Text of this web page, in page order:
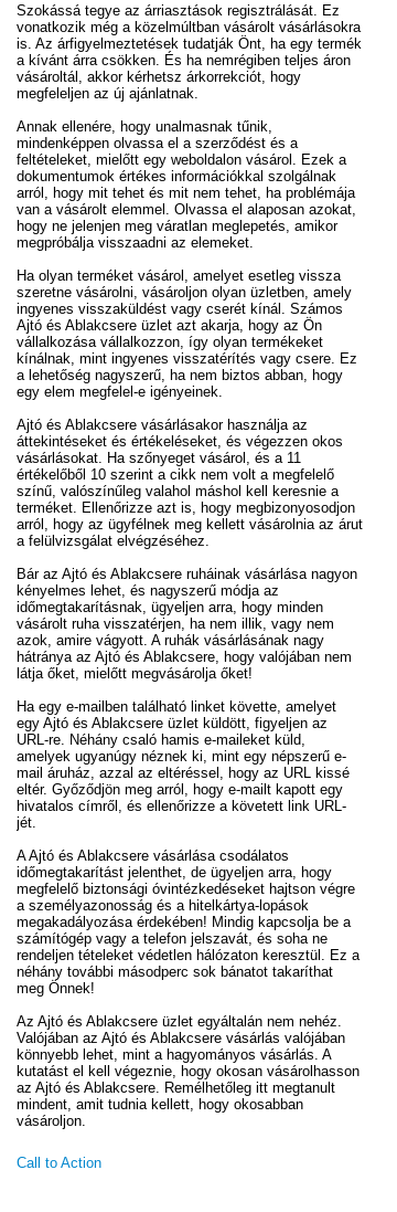
Szokássá tegye az árriasztások regisztrálását. Ez
vonatkozik még a közelmúltban vásárolt vásárlásokra
is. Az árfigyelmeztetések tudatják Önt, ha egy termék
a kívánt árra csökken. És ha nemrégiben teljes áron
vásároltál, akkor kérhetsz árkorrekciót, hogy
megfeleljen az új ajánlatnak.
Annak ellenére, hogy unalmasnak tűnik,
mindenképpen olvassa el a szerződést és a
feltételeket, mielőtt egy weboldalon vásárol. Ezek a
dokumentumok értékes információkkal szolgálnak
arról, hogy mit tehet és mit nem tehet, ha problémája
van a vásárolt elemmel. Olvassa el alaposan azokat,
hogy ne jelenjen meg váratlan meglepetés, amikor
megpróbálja visszaadni az elemeket.
Ha olyan terméket vásárol, amelyet esetleg vissza
szeretne vásárolni, vásároljon olyan üzletben, amely
ingyenes visszaküldést vagy cserét kínál. Számos
Ajtó és Ablakcsere üzlet azt akarja, hogy az Ön
vállalkozása vállalkozzon, így olyan termékeket
kínálnak, mint ingyenes visszatérítés vagy csere. Ez
a lehetőség nagyszerű, ha nem biztos abban, hogy
egy elem megfelel-e igényeinek.
Ajtó és Ablakcsere vásárlásakor használja az
áttekintéseket és értékeléseket, és végezzen okos
vásárlásokat. Ha szőnyeget vásárol, és a 11
értékelőből 10 szerint a cikk nem volt a megfelelő
színű, valószínűleg valahol máshol kell keresnie a
terméket. Ellenőrizze azt is, hogy megbizonyosodjon
arról, hogy az ügyfélnek meg kellett vásárolnia az árut
a felülvizsgálat elvégzéséhez.
Bár az Ajtó és Ablakcsere ruháinak vásárlása nagyon
kényelmes lehet, és nagyszerű módja az
időmegtakarításnak, ügyeljen arra, hogy minden
vásárolt ruha visszatérjen, ha nem illik, vagy nem
azok, amire vágyott. A ruhák vásárlásának nagy
hátránya az Ajtó és Ablakcsere, hogy valójában nem
látja őket, mielőtt megvásárolja őket!
Ha egy e-mailben található linket követte, amelyet
egy Ajtó és Ablakcsere üzlet küldött, figyeljen az
URL-re. Néhány csaló hamis e-maileket küld,
amelyek ugyanúgy néznek ki, mint egy népszerű e-
mail áruház, azzal az eltéréssel, hogy az URL kissé
eltér. Győződjön meg arról, hogy e-mailt kapott egy
hivatalos címről, és ellenőrizze a követett link URL-
jét.
A Ajtó és Ablakcsere vásárlása csodálatos
időmegtakarítást jelenthet, de ügyeljen arra, hogy
megfelelő biztonsági óvintézkedéseket hajtson végre
a személyazonosság és a hitelkártya-lopások
megakadályozása érdekében! Mindig kapcsolja be a
számítógép vagy a telefon jelszavát, és soha ne
rendeljen tételeket védetlen hálózaton keresztül. Ez a
néhány további másodperc sok bánatot takaríthat
meg Önnek!
Az Ajtó és Ablakcsere üzlet egyáltalán nem nehéz.
Valójában az Ajtó és Ablakcsere vásárlás valójában
könnyebb lehet, mint a hagyományos vásárlás. A
kutatást el kell végeznie, hogy okosan vásárolhasson
az Ajtó és Ablakcsere. Remélhetőleg itt megtanult
mindent, amit tudnia kellett, hogy okosabban
vásároljon.
Call to Action